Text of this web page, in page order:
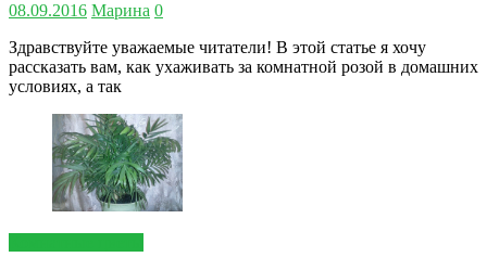
08.09.2016 Марина 0
Здравствуйте уважаемые читатели! В этой статье я хочу
рассказать вам, как ухаживать за комнатной розой в домашних
условиях, а так